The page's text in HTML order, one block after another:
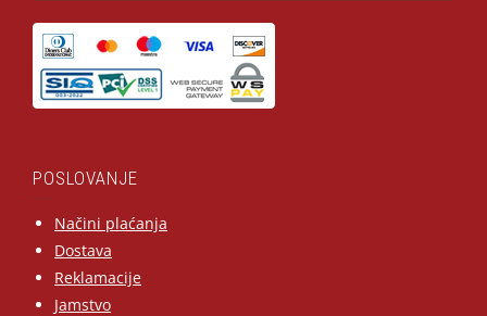
POSLOVANJE
Načini plaćanja
Dostava
Reklamacije
Jamstvo